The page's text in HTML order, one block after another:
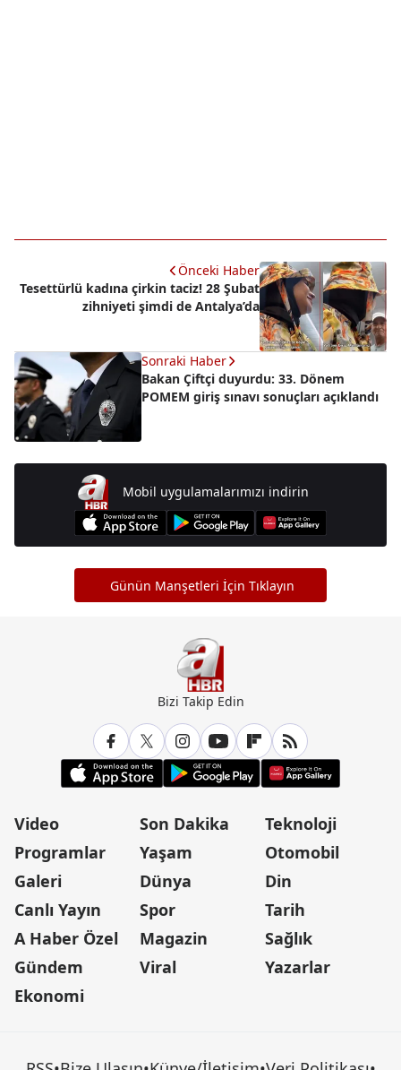
Önceki Haber
Tesettürlü kadına çirkin taciz! 28 Şubat
zihniyeti şimdi de Antalya’da
Sonraki Haber
Bakan Çiftçi duyurdu: 33. Dönem
POMEM giriş sınavı sonuçları açıklandı
Mobil uygulamalarımızı indirin
Günün Manşetleri İçin Tıklayın
Bizi Takip Edin
Video
Programlar
Galeri
Canlı Yayın
A Haber Özel
Gündem
Ekonomi
Son Dakika
Yaşam
Dünya
Spor
Magazin
Viral
Teknoloji
Otomobil
Din
Tarih
Sağlık
Yazarlar